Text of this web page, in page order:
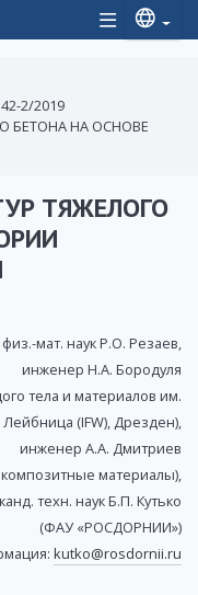
2/2019
БЕТОНА НА ОСНОВЕ
ТЯЖЕЛОГО
мат. наук Р.О. Резаев,
инженер Н.А. Бородуля
тела и материалов им.
Лейбница (IFW), Дрезден),
инженер А.А. Дмитриев
материалы),
канд. техн. наук Б.П. Кутько
(ФАУ «РОСДОРНИИ»)
kutko@rosdornii.ru